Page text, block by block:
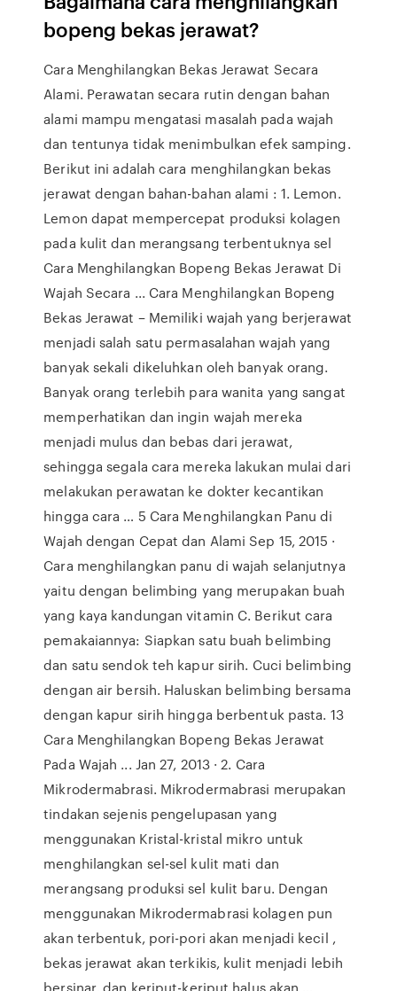
bopeng bekas jerawat?
Cara Menghilangkan Bekas Jerawat Secara
Alami. Perawatan secara rutin dengan bahan
alami mampu mengatasi masalah pada wajah
dan tentunya tidak menimbulkan efek samping.
Berikut ini adalah cara menghilangkan bekas
jerawat dengan bahan-bahan alami : 1. Lemon.
Lemon dapat mempercepat produksi kolagen
pada kulit dan merangsang terbentuknya sel
Cara Menghilangkan Bopeng Bekas Jerawat Di
Wajah Secara ... Cara Menghilangkan Bopeng
Bekas Jerawat – Memiliki wajah yang berjerawat
menjadi salah satu permasalahan wajah yang
banyak sekali dikeluhkan oleh banyak orang.
Banyak orang terlebih para wanita yang sangat
memperhatikan dan ingin wajah mereka
menjadi mulus dan bebas dari jerawat,
sehingga segala cara mereka lakukan mulai dari
melakukan perawatan ke dokter kecantikan
hingga cara … 5 Cara Menghilangkan Panu di
Wajah dengan Cepat dan Alami Sep 15, 2015 ·
Cara menghilangkan panu di wajah selanjutnya
yaitu dengan belimbing yang merupakan buah
yang kaya kandungan vitamin C. Berikut cara
pemakaiannya: Siapkan satu buah belimbing
dan satu sendok teh kapur sirih. Cuci belimbing
dengan air bersih. Haluskan belimbing bersama
dengan kapur sirih hingga berbentuk pasta. 13
Cara Menghilangkan Bopeng Bekas Jerawat
Pada Wajah ... Jan 27, 2013 · 2. Cara
Mikrodermabrasi. Mikrodermabrasi merupakan
tindakan sejenis pengelupasan yang
menggunakan Kristal-kristal mikro untuk
menghilangkan sel-sel kulit mati dan
merangsang produksi sel kulit baru. Dengan
menggunakan Mikrodermabrasi kolagen pun
akan terbentuk, pori-pori akan menjadi kecil ,
bekas jerawat akan terkikis, kulit menjadi lebih
bersinar, dan keriput-keriput halus akan …